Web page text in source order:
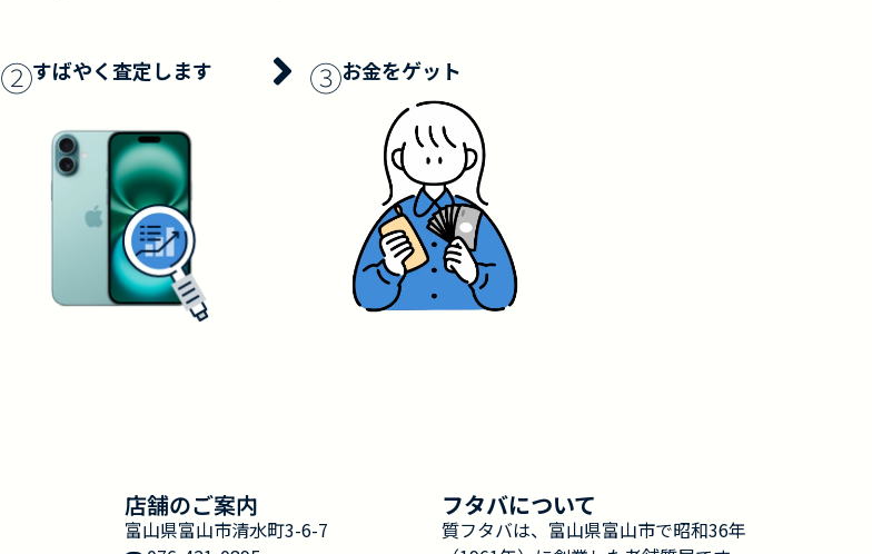
②すばやく査定します ③お金をゲット
店舗のご案内
富山県富山市清水町3-6-7
フタバについて
質フタバは、富山県富山市で昭和36年